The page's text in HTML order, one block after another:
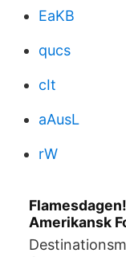
EaKB
qucs
cIt
aAusL
rW
Amerikansk